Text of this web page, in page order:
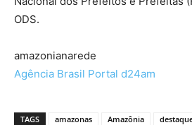
ODS.
amazonianarede
Agência Brasil Portal d24am
TAGS amazonas Amazônia